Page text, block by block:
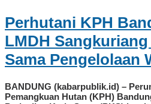
Perhutani KPH
LMDH
Sama Pengelolaan
BANDUNG (kabarpublik.id) –
Pemangkuan Hutan (KPH)